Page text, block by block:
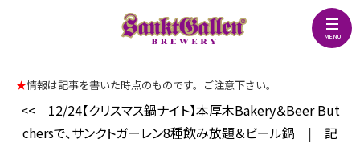
★情報は記事を書いた時点のものです。ご注意下さい。
<<
12/24【クリスマス鍋ナイト】本厚木Bakery＆Beer But
chersで、サンクトガーレン8種飲み放題＆ビール鍋 | 記